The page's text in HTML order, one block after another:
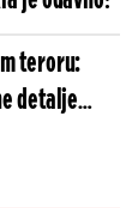
teroru:
detalje